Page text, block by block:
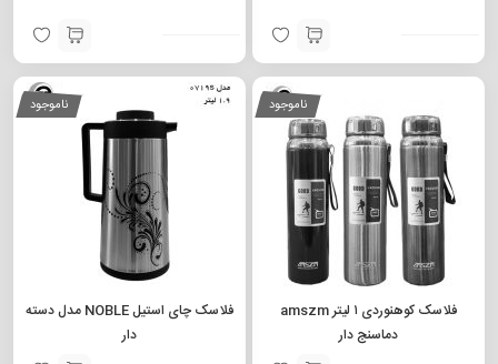
ناموجود
فلاسک کوهنوردی ۱ لیتر amszm
دماسنج دار
ناموجود
فلاسک چای استیل NOBLE مدل دسته
دار